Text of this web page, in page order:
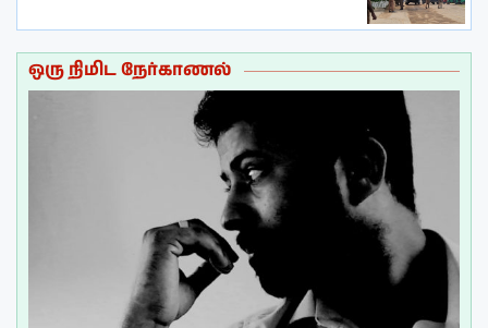
ஒரு நிமிட நேர்காணல்